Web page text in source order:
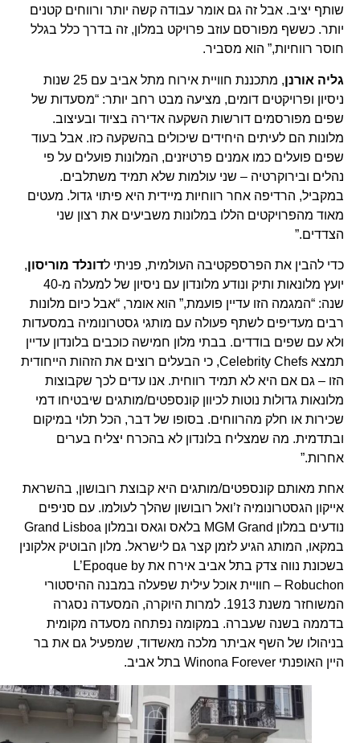
שותף יציב. אבל זה גם אומר עבודה קשה יותר ורווחים קטנים
יותר. כששף מפורסם עוזב פרויקט במלון, זה בדרך כלל בגלל
חוסר רווחיות,” הוא מסביר.
גליה אורנן
, מתכננת חוויית אירוח מתל אביב עם 25 שנות
ניסיון ופרויקטים דומים, מציעה מבט רחב יותר: “מסעדות של
שפים מפורסמים דורשות השקעה אדירה בציוד ובעיצוב.
מלונות הם לעיתים היחידים שיכולים בהשקעה כזו. אבל בעוד
שפים פועלים כמו אמנים פרטיזנים, המלונות פועלים על פי
נהלים ובירוקרטיה – שני עולמות שלא תמיד משתלבים.
במקביל, הרדיפה אחר רווחיות מיידית היא פיתוי גדול. מעטים
מאוד מהפרויקטים הללו במלונות משביעים את רצון שני
הצדדים.”
כדי להבין את הפרספקטיבה העולמית, פניתי לדונלד מוריסון,
יועץ מלונאות ותיק ונודע מלונדון עם ניסיון של למעלה מ-40
שנה: “המגמה הזו עדיין פועמת,” הוא אומר, “אבל כיום מלונות
רבים מעדיפים לשתף פעולה עם מותגי גסטרונומיה במסעדות
ולא עם שפים בודדים. בבתי מלון חמישה כוכבים בלונדון עדיין
תמצא Celebrity Chefs, כי הבעלים רוצים את הזהות הייחודית
הזו – גם אם היא לא תמיד רווחית. אנו עדים לכך שקבוצות
מלונאות גדולות נוטות לכיוון קונספטים/מותגים שיבטיחו דמי
שכירות או חלק מהרווחים. בסופו של דבר, הכל תלוי במיקום
ובתדמית. מה שמצליח בלונדון לא בהכרח יצליח בערים
אחרות.”
אחת מאותם קונספטים/מותגים היא קבוצת רובושון, בהשראת
אייקון הגסטרונומיה ז’ואל רובושון שהלך לעולמו. עם סניפים
נודעים במלון MGM Grand בלאס וגאס ובמלון Grand Lisboa
במקאו, המותג הגיע לזמן קצר גם לישראל. מלון הבוטיק אלקונין
בשכונת נווה צדק בתל אביב אירח את L’Epoque by
Robuchon – חוויית אוכל עילית שפעלה במבנה ההיסטורי
המשוחזר משנת 1913. למרות היוקרה, המסעדה נסגרה
בדממה בשנה שעברה. במקומה נפתחה מסעדה מקומית
בניהולו של השף אביתר מלכה מאשדוד, שמפעיל גם את בר
היין האופנתי Winona Forever בתל אביב.